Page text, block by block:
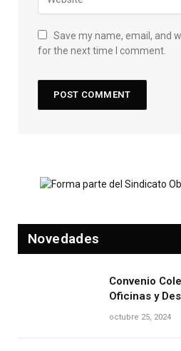
Save my name, email, and
for the next time I comment.
Novedades
Convenio
Oficinas y
de Las Palmas
octubre 25, 2024